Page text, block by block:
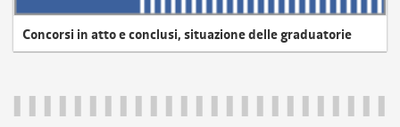
Concorsi in atto e conclusi, situazione delle graduatorie